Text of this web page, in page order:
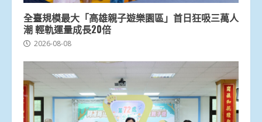
全臺規模最大「高雄親子遊樂園區」首日狂吸三萬人
潮 輕軌運量成長20倍
2026-08-08